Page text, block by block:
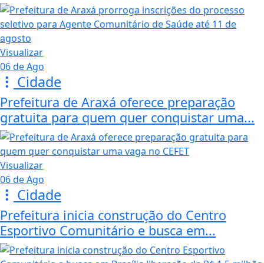
Visualizar
06 de Ago
Cidade
Prefeitura de Araxá oferece preparação
gratuita para quem quer conquistar uma...
Visualizar
06 de Ago
Cidade
Prefeitura inicia construção do Centro
Esportivo Comunitário e busca em...